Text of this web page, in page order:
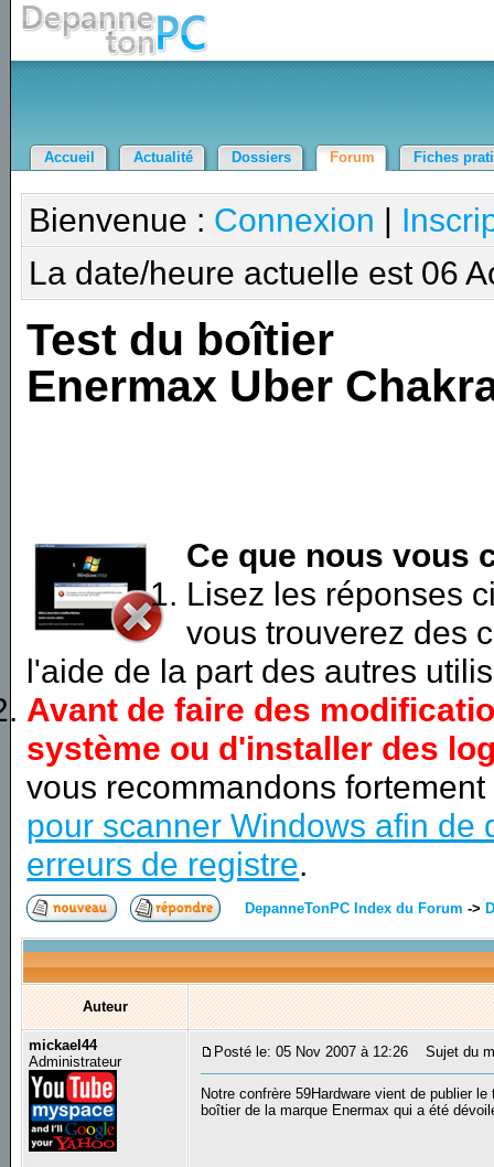
Accueil Actualité Dossiers Forum Fiches
Bienvenue : Connexion |
La date/heure actuelle est 06
Test du boîtier
Enermax Uber
Ce que nous vous
Lisez les réponses
vous trouverez des
l'aide de la part des autres
Avant de faire des
système ou d'installer des
vous recommandons
pour scanner Windows afin de
erreurs de registre.
DepanneTonPC Index du Forum ->
Auteur
mickael44
Administrateur
Posté le: 05 Nov 2007 à 12:26 Sujet du
Notre confrère 59Hardware vient de publier
boîtier de la marque Enermax qui a été